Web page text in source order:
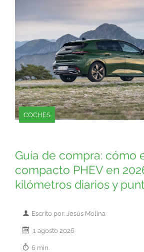
COCHES
Guía de compra: cómo
compacto PHEV en
kilómetros diarios y
Escrito por: Jesús Molina
1 agosto 2026
6 min.